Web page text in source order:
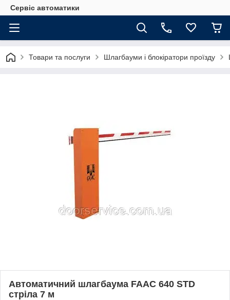
Сервіс автоматики
Товари та послуги Шлагбауми і блокіратори проїзду
Автоматичний шлагбаума FAAC 640 STD
стріла 7 м